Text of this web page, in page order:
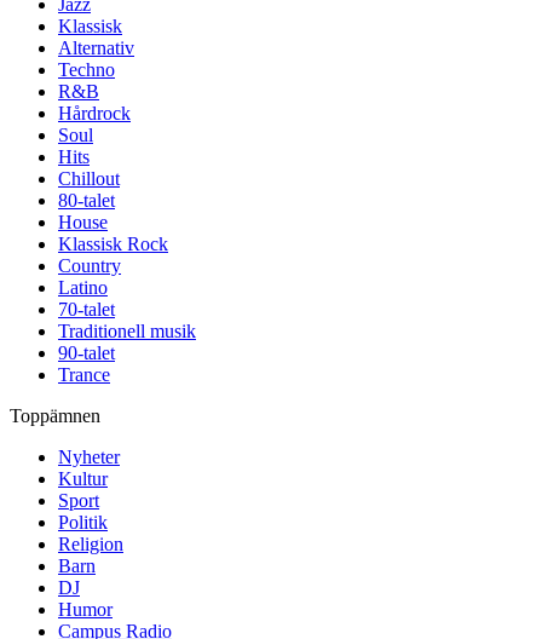
Jazz
Klassisk
Alternativ
Techno
R&B
Hårdrock
Soul
Hits
Chillout
80-talet
House
Klassisk Rock
Country
Latino
70-talet
Traditionell musik
90-talet
Trance
Toppämnen
Nyheter
Kultur
Sport
Politik
Religion
Barn
DJ
Humor
Campus Radio